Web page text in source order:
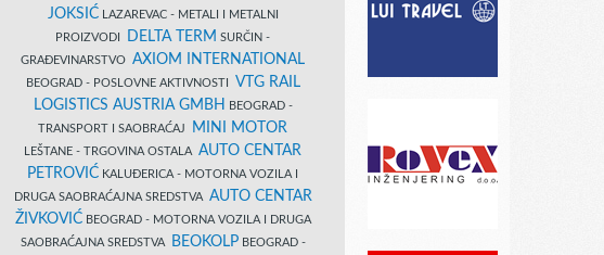
JOKSIĆLAZAREVAC - METALI I METALNI
PROIZVODI
DELTA TERM SURČIN -
GRAĐEVINARSTVO AXIOM INTERNATIONAL
BEOGRAD - POSLOVNE AKTIVNOSTI VTG RAIL
LOGISTICS AUSTRIA GMBH
BEOGRAD -
TRANSPORT I SAOBRAĆAJ
MINI MOTOR
LEŠTANE - TRGOVINA OSTALA AUTO CENTAR
PETROVIĆ KALUĐERICA - MOTORNA VOZILA I
DRUGA SAOBRAĆAJNA SREDSTVA AUTO CENTAR
ŽIVKOVIĆBEOGRAD - MOTORNA VOZILA I DRUGA
SAOBRAĆAJNA SREDSTVA
BEOKOLPBEOGRAD -